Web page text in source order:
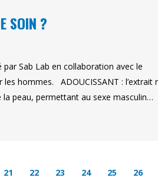
SOIN ?
Sab Lab en collaboration avec le
hommes. ADOUCISSANT : l’extrait
la peau, permettant au sexe masculin…
21 22 23 24 25 26